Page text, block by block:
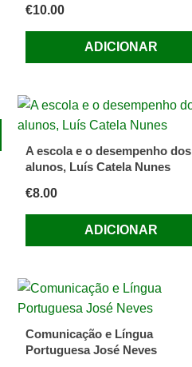
€10.00
ADICIONAR
A escola e o desempenho dos
alunos, Luís Catela Nunes
€8.00
ADICIONAR
Comunicação e Língua
Portuguesa José Neves